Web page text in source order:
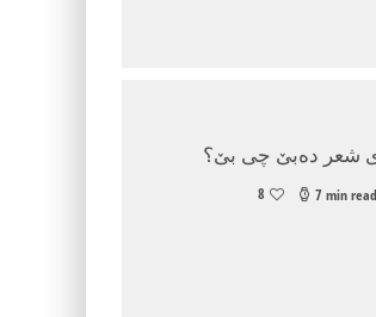
شعر ده‌بێ چی بێ؟
7 min read
8